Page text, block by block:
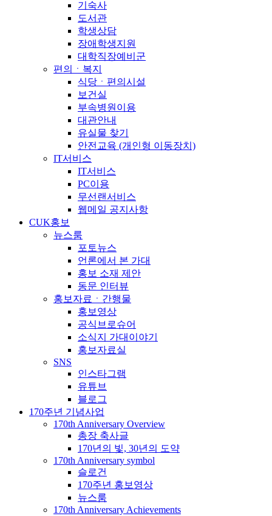
기숙사
도서관
학생상담
장애학생지원
대학직장예비군
편의ㆍ복지
식당ㆍ편의시설
보건실
부속병원이용
대관안내
유실물 찾기
안전교육 (개인형 이동장치)
IT서비스
IT서비스
PC이용
무선랜서비스
웹메일 공지사항
CUK홍보
뉴스룸
포토뉴스
언론에서 본 가대
홍보 소재 제안
동문 인터뷰
홍보자료ㆍ간행물
홍보영상
공식브로슈어
소식지 가대이야기
홍보자료실
SNS
인스타그램
유튜브
블로그
170주년 기념사업
170th Anniversary Overview
총장 축사글
170년의 빛, 30년의 도약
170th Anniversary symbol
슬로건
170주년 홍보영상
뉴스룸
170th Anniversary Achievements